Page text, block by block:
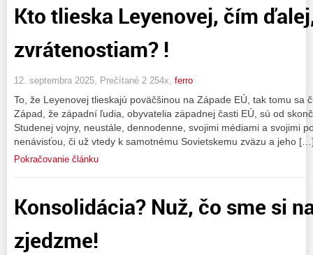
Kto tlieska Leyenovej, čím
zvrátenostiam? !
12. septembra 2025, Prečítané 2 254x, ferro
To, že Leyenovej tlieskajú poväčšinou na Západe EÚ, tak tomu sa
Západ, že západní ľudia, obyvatelia západnej časti EÚ, sú od
Studenej vojny, neustále, dennodenne, svojimi médiami a svojimi
nenávisťou, či už vtedy k samotnému Sovietskemu zväzu a jeho
Pokračovanie článku
Konsolidácia? Nuž, čo sme si
zjedzme!